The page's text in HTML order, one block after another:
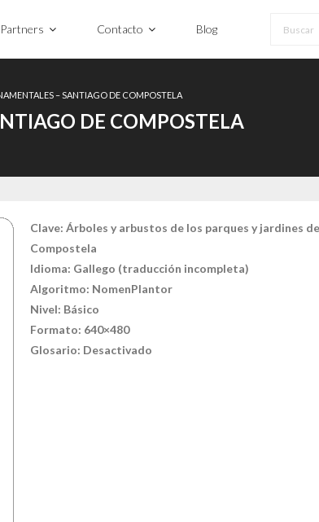
Partners Contacto Blog
– SANTIAGO DE COMPOSTELA
DE COMPOSTELA
Clave: Árboles y arbustos de los parques y jardines
Compostela
Idioma: Gallego (traducción incompleta)
Algoritmo: NomenPlantor
Nivel: Básico
Formato: 640×480
Glosario: Desactivado